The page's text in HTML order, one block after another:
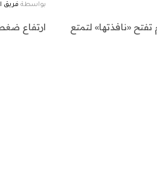
«نافذتها» لتمتع
بواسطة فريق
ارتفاع